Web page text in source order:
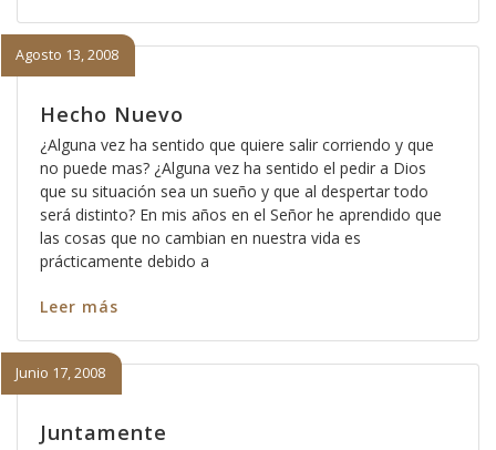
Hecho Nuevo
Agosto 13, 2008
¿Alguna vez ha sentido que quiere salir corriendo y que
no puede mas? ¿Alguna vez ha sentido el pedir a Dios
que su situación sea un sueño y que al despertar todo
será distinto? En mis años en el Señor he aprendido que
las cosas que no cambian en nuestra vida es
prácticamente debido a
Leer más
Juntamente
Junio 17, 2008